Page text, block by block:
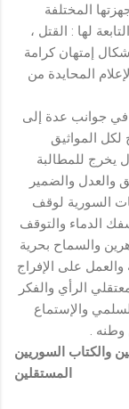
المختلفة
لها : القتل ،
إمتهان كرامة
المحايدة من
جوانب عدة إلى
المواثيق
يخرج للمطالبة
والعدل والضمير
السورية لوقف
الدماء والتوقف
والسماح بحرية
والعمل على الإفراج
الرأي والفكر
والإستماع
.
والكتاب السوريين
المستقلين